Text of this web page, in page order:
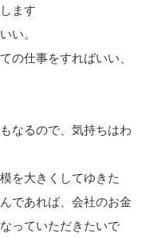
ます
い。
の仕事をすればいい、
なるので、気持ちはわ
を大きくしてゆきた
であれば、会社のお金
っていただきたいで